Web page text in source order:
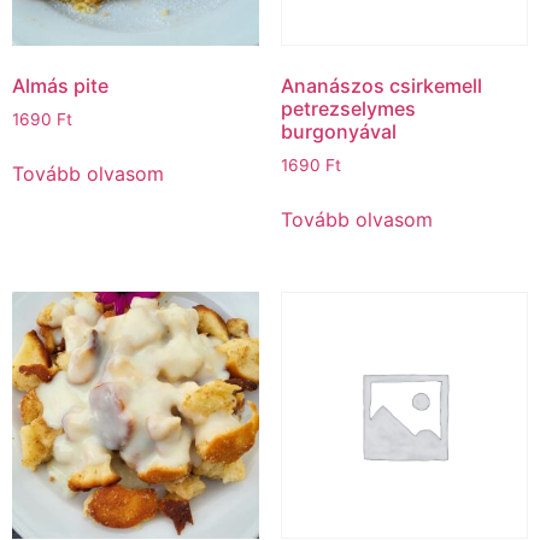
Almás pite
1690 Ft
Tovább olvasom
Ananászos csirkemell
petrezselymes
burgonyával
1690 Ft
Tovább olvasom